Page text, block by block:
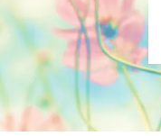
WORKS
CONSTRUCTION
Q&A